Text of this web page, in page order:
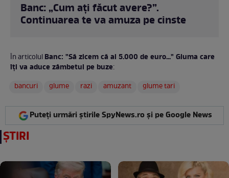
Banc: „Cum aţi făcut avere?”.
Continuarea te va amuza pe cinste
În articolulBanc: "Să zicem că ai 5.000 de euro..." Gluma care
îți va aduce zâmbetul pe buze:
bancuri
glume razi amuzant glume tari
Puteți urmări știrile SpyNews.ro și pe Google News
ȘTIRI